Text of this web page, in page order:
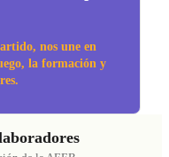
la formación y
de la AEEB